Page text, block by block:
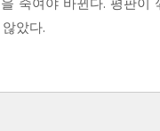
았다.